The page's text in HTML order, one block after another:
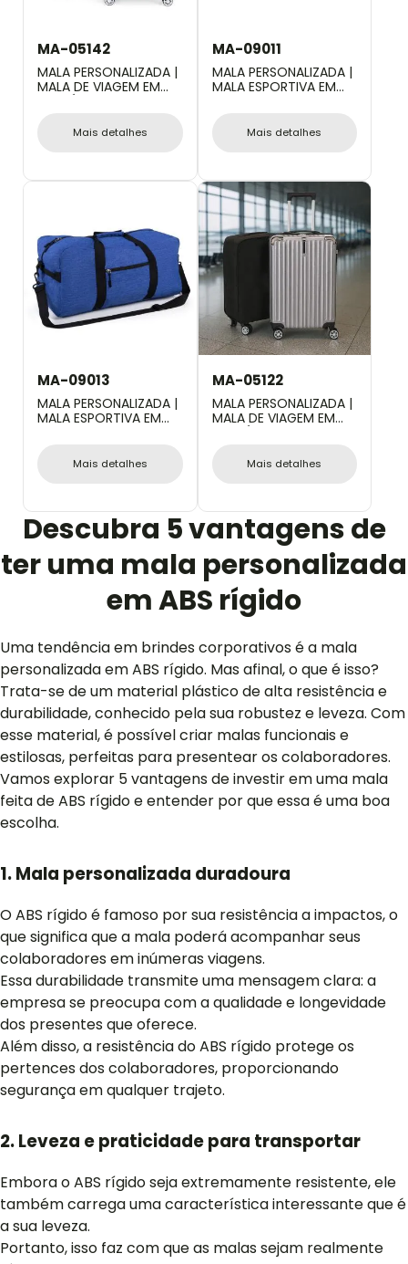
MA-05142
MALA PERSONALIZADA |
MALA DE VIAGEM EM
ABS RÍGIDO COM
Mais detalhes
MA-09011
MALA PERSONALIZADA |
MALA ESPORTIVA EM
Mais detalhes
MA-09013
MALA PERSONALIZADA |
MALA ESPORTIVA EM
Mais detalhes
MA-05122
MALA PERSONALIZADA |
MALA DE VIAGEM EM
ABS RÍGIDO COM
Mais detalhes
Descubra 5 vantagens de
ter uma mala personalizada
em ABS rígido
Uma tendência em brindes corporativos é a mala
personalizada em ABS rígido. Mas afinal, o que é isso?
Trata-se de um material plástico de alta resistência e
durabilidade, conhecido pela sua robustez e leveza. Com
esse material, é possível criar malas funcionais e
estilosas, perfeitas para presentear os colaboradores.
Vamos explorar 5 vantagens de investir em uma mala
feita de ABS rígido e entender por que essa é uma boa
escolha.
1. Mala personalizada duradoura
O ABS rígido é famoso por sua resistência a impactos, o
que significa que a mala poderá acompanhar seus
colaboradores em inúmeras viagens.
Essa durabilidade transmite uma mensagem clara: a
empresa se preocupa com a qualidade e longevidade
dos presentes que oferece.
Além disso, a resistência do ABS rígido protege os
pertences dos colaboradores, proporcionando
segurança em qualquer trajeto.
2. Leveza e praticidade para transportar
Embora o ABS rígido seja extremamente resistente, ele
também carrega uma característica interessante que é
a sua leveza.
Portanto, isso faz com que as malas sejam realmente